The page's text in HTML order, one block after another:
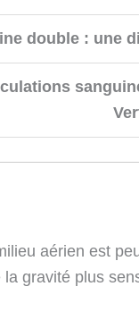
double : une
aérien est
gravité plus